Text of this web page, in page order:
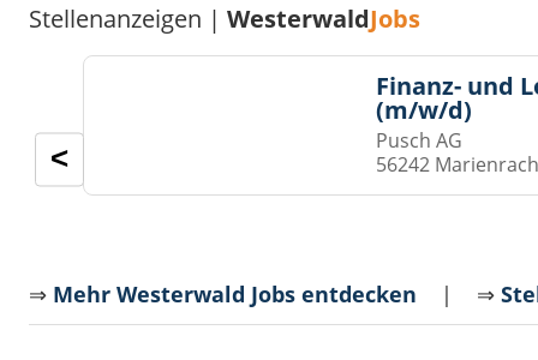
Stellenanzeigen |WesterwaldJobs
Finanz- und
(m/w/d)
Pusch AG
56242
<
⇒ Mehr Westerwald Jobs entdecken | ⇒